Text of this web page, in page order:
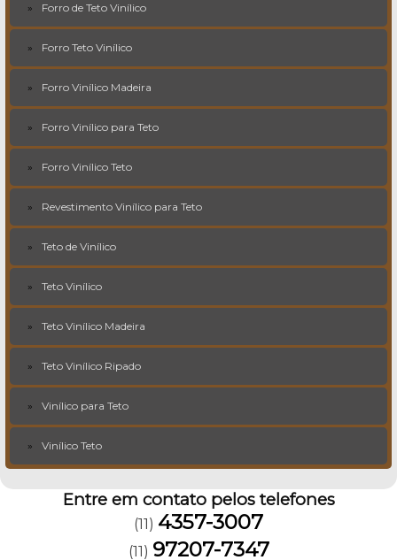
Forro de Teto Vinílico
Forro Teto Vinílico
Forro Vinílico Madeira
Forro Vinílico para Teto
Forro Vinílico Teto
Revestimento Vinílico para Teto
Teto de Vinílico
Teto Vinílico
Teto Vinílico Madeira
Teto Vinílico Ripado
Vinílico para Teto
Vinílico Teto
Entre em contato pelos telefones
(11) 4357-3007
(11) 97207-7347